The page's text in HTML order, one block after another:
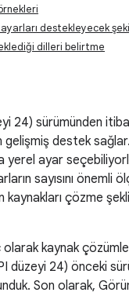
ayarları destekleyecek
dilleri belirtme
24) sürümünden
gelişmiş destek
yerel ayar
sayısını önemli
kaynakları çözme
olarak kaynak
düzeyi 24) önceki
Son olarak,